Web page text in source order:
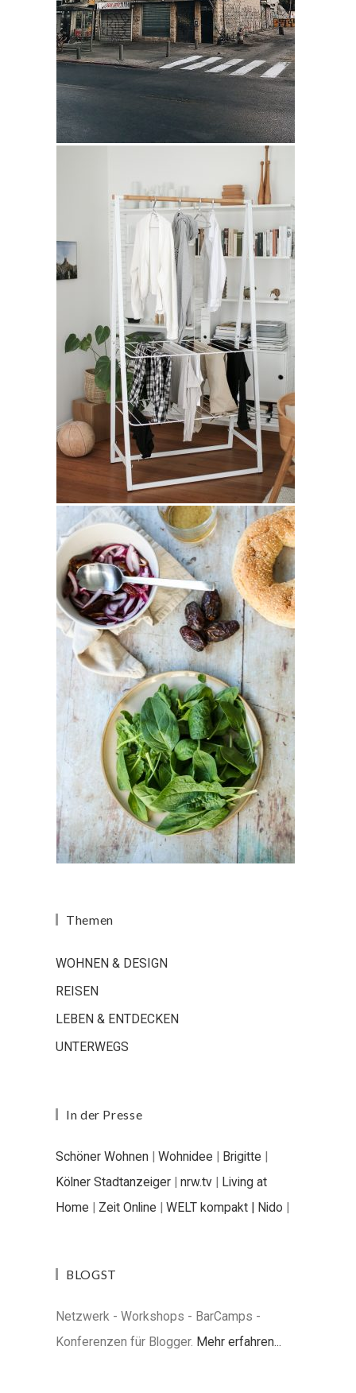
Themen
WOHNEN & DESIGN
REISEN
LEBEN & ENTDECKEN
UNTERWEGS
In der Presse
Schöner Wohnen | Wohnidee | Brigitte |
Kölner Stadtanzeiger | nrw.tv | Living at
Home | Zeit Online | WELT kompakt | Nido |
BLOGST
Netzwerk - Workshops - BarCamps -
Konferenzen für Blogger. Mehr erfahren...